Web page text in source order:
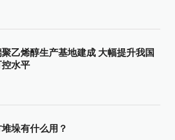
乙烯醇生产基地建成 大幅提升我国
水平
堆垛有什么用？